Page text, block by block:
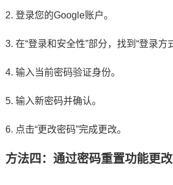
2. 登录您的Google账户。
3. 在“登录和安全性”部分，找到“登录方
4. 输入当前密码验证身份。
5. 输入新密码并确认。
6. 点击“更改密码”完成更改。
方法四：通过密码重置功能更